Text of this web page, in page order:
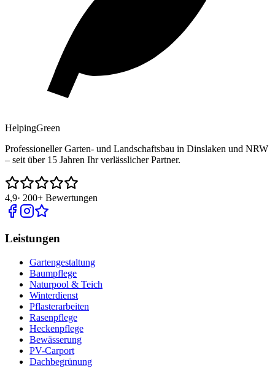
HelpingGreen
Professioneller Garten- und Landschaftsbau in Dinslaken und NRW
– seit über 15 Jahren Ihr verlässlicher Partner.
4,9· 200+ Bewertungen
Leistungen
Gartengestaltung
Baumpflege
Naturpool & Teich
Winterdienst
Pflasterarbeiten
Rasenpflege
Heckenpflege
Bewässerung
PV-Carport
Dachbegrünung